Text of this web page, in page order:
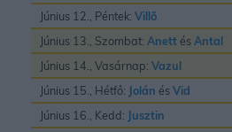
Június 12., Péntek: Villõ
Június 13., Szombat: Anett ésAntal
Június 14., Vasárnap: Vazul
Június 15., Hétfő: Jolán ésVid
Június 16., Kedd: Jusztin